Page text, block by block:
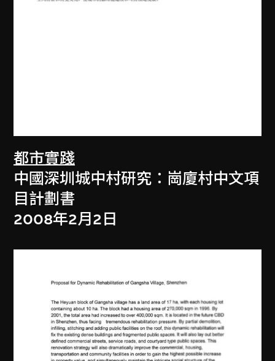
都市實踐
中國深圳城中村研究：崗廈村中文項
目計劃書
2008年2月2日